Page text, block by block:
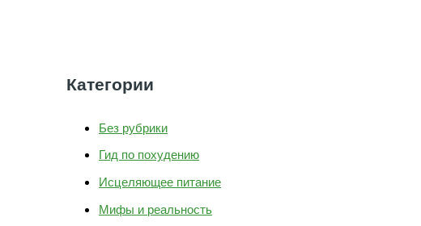
Категории
Без рубрики
Гид по похудению
Исцеляющее питание
Мифы и реальность